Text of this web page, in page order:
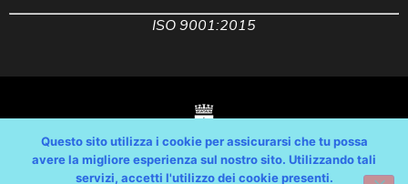
ISO 9001:2015
Questo sito utilizza i cookie per assicurarsi che tu possa
avere la migliore esperienza sul nostro sito. Utilizzando tali
servizi, accetti l'utilizzo dei cookie presenti.